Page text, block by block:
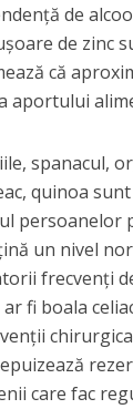
de
de zinc
că
aportului
spanacul,
quinoa
persoanelor
un nivel
frecvenți
ar fi boala
care fac